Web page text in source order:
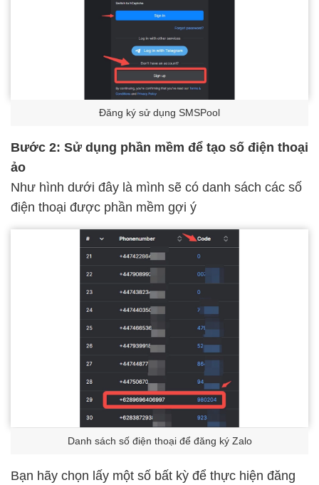
Đăng ký sử dụng SMSPool
Bước 2: Sử dụng phần mềm để tạo số điện thoại
ảo
Như hình dưới đây là mình sẽ có danh sách các số
điện thoại được phần mềm gợi ý
Danh sách số điện thoại để đăng ký Zalo
Bạn hãy chọn lấy một số bất kỳ để thực hiện đăng